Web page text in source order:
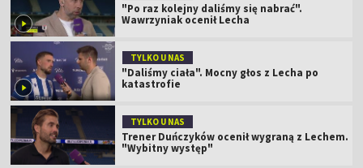
"Po raz kolejny daliśmy się nabrać".
Wawrzyniak ocenił Lecha
TYLKO U NAS
"Daliśmy ciała". Mocny głos z Lecha po
katastrofie
TYLKO U NAS
Trener Duńczyków ocenił wygraną z Lechem.
"Wybitny występ"